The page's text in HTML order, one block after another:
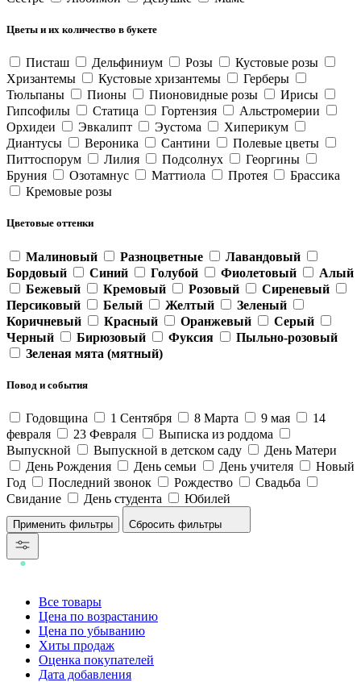
Цветы и их количество в букете
Писташ Дельфиниум Розы
Кустовые розы
Хризантемы
Кустовые хризантемы
Герберы
Тюльпаны
Пионы Пионовидные розы
Ирисы
Гипсофилы
Статица Гортензия
Альстромерии
Орхидеи
Эвкалипт Эустома
Хиперикум
Диантусы
Вероника Сантини
Полевые цветы
Питтоспорум
Лилия Подсолнух
Георгины
Бруния
Озотамнус Маттиола Протея
Брассика
Кремовые розы
Цветовые оттенки
Малиновый Разноцветные
Лавандовый
Бордовый
Синий Голубой Фиолетовый
Алый
Бежевый
Кремовый Розовый
Сиреневый
Персиковый
Белый Желтый
Зеленый
Коричневый
Красный Оранжевый
Серый
Черный
Бирюзовый Фуксия
Пыльно-розовый
Зеленая мята (мятный)
Повод и события
Годовщина 1 Сентября 8 Марта 9 мая
14
февраля
23 Февраля
Выписка из роддома
Выпускной
Выпускной в детском саду
День Матери
День Рождения
День семьи День учителя
Новый
Год
Последний звонок Рождество
Свадьба
Свидание
День студента Юбилей
Сбросить фильтры
Все товары
Цена по возрастанию
Цена по убыванию
Хиты продаж
Оценка покупателей
Дата добавления